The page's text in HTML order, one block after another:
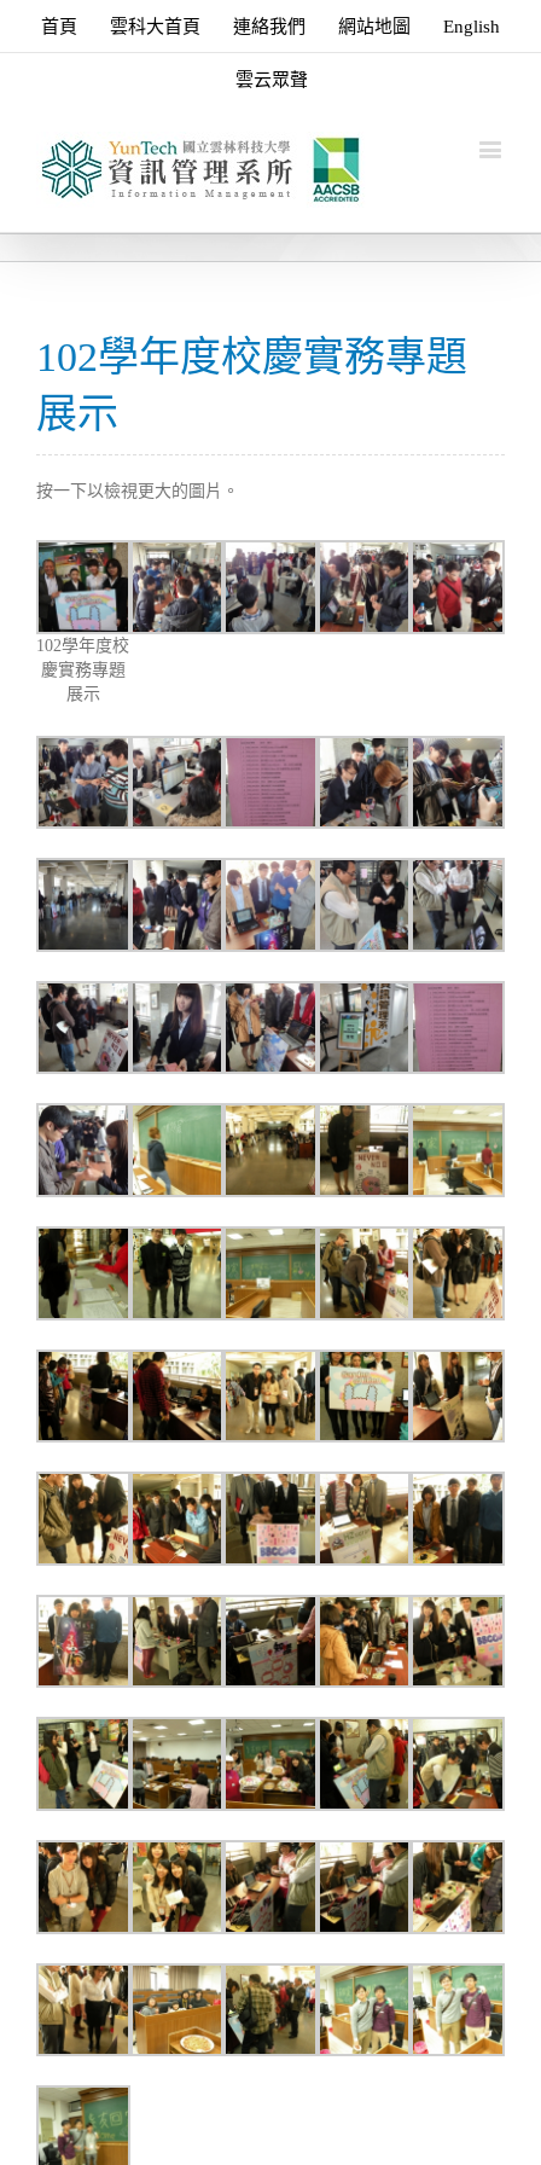
首頁 雲科大首頁 連絡我們 網站地圖 English
雲云眾聲
102學年度校慶實務專題
展示
按一下以檢視更大的圖片。
102學年度校
慶實務專題
展示